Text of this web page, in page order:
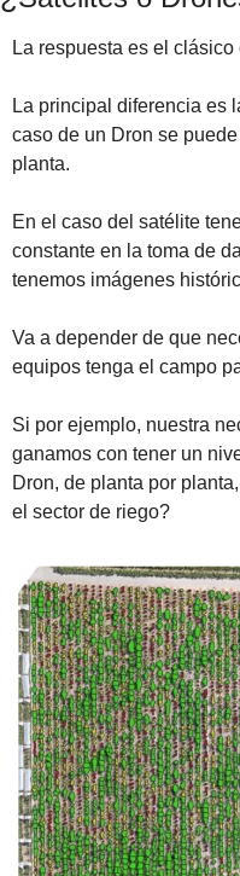
La respuesta es el clásico
La principal diferencia es
caso de un Dron se
planta.
En el caso del satélite
constante en la toma de
tenemos imágenes
Va a depender de que
equipos tenga el campo
Si por ejemplo, nuestra
ganamos con tener un
Dron, de planta por
el sector de riego?